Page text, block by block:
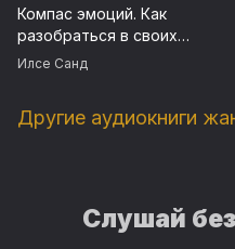
Компас эмоций. Как
разобраться в своих
чувствах
Илсе Санд
Другие аудиокниги
Слушай